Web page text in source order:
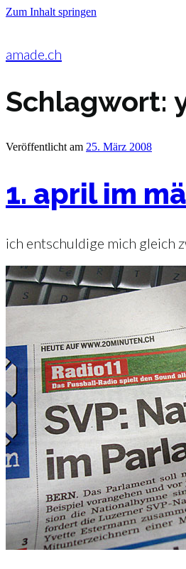
Zum Inhalt springen
amade.ch
Schlagwort:
Veröffentlicht am 25. März 2008
1. april im
ich entschuldige mich gleich